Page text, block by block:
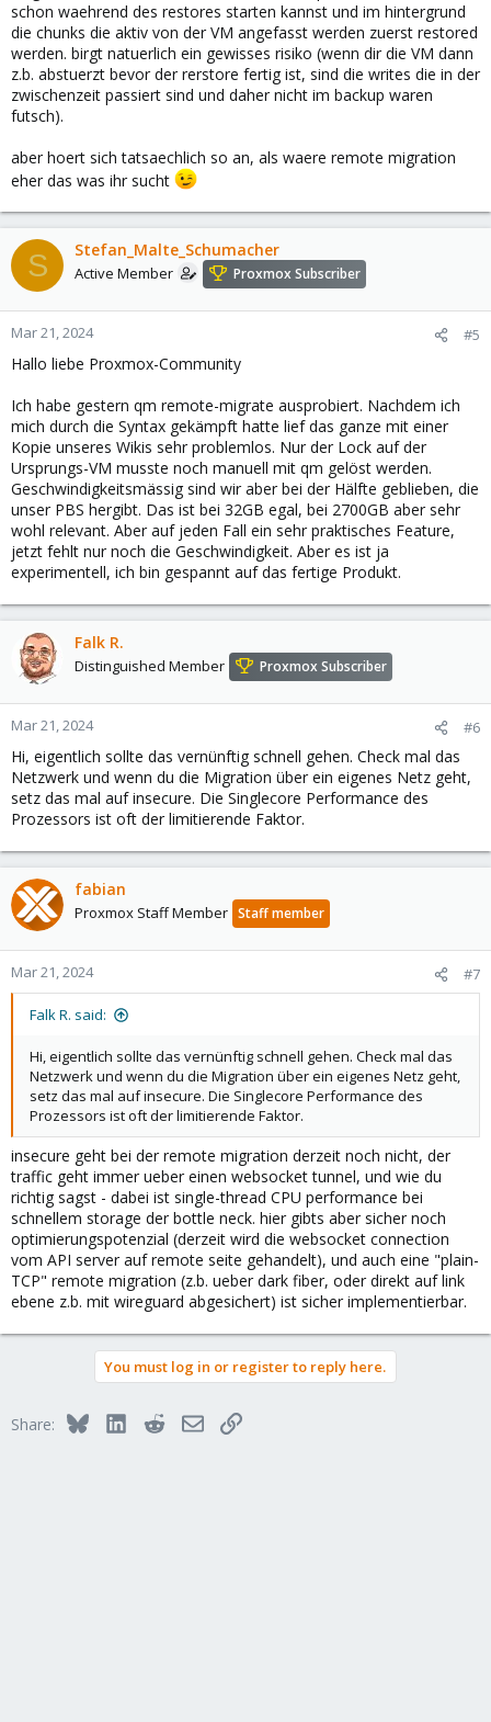
schon waehrend des restores starten kannst und im hintergrund
die chunks die aktiv von der VM angefasst werden zuerst restored
werden. birgt natuerlich ein gewisses risiko (wenn dir die VM dann
z.b. abstuerzt bevor der rerstore fertig ist, sind die writes die in der
zwischenzeit passiert sind und daher nicht im backup waren
futsch).
aber hoert sich tatsaechlich so an, als waere remote migration
eher das was ihr sucht
S Stefan_Malte_Schumacher
Active Member Proxmox Subscriber
Mar 21, 2024 #5
Hallo liebe Proxmox-Community
Ich habe gestern qm remote-migrate ausprobiert. Nachdem ich
mich durch die Syntax gekämpft hatte lief das ganze mit einer
Kopie unseres Wikis sehr problemlos. Nur der Lock auf der
Ursprungs-VM musste noch manuell mit qm gelöst werden.
Geschwindigkeitsmässig sind wir aber bei der Hälfte geblieben, die
unser PBS hergibt. Das ist bei 32GB egal, bei 2700GB aber sehr
wohl relevant. Aber auf jeden Fall ein sehr praktisches Feature,
jetzt fehlt nur noch die Geschwindigkeit. Aber es ist ja
experimentell, ich bin gespannt auf das fertige Produkt.
Falk R.
Distinguished Member Proxmox Subscriber
Mar 21, 2024 #6
Hi, eigentlich sollte das vernünftig schnell gehen. Check mal das
Netzwerk und wenn du die Migration über ein eigenes Netz geht,
setz das mal auf insecure. Die Singlecore Performance des
Prozessors ist oft der limitierende Faktor.
fabian
Proxmox Staff Member Staff member
Mar 21, 2024 #7
Falk R. said:
Hi, eigentlich sollte das vernünftig schnell gehen. Check mal das
Netzwerk und wenn du die Migration über ein eigenes Netz geht,
setz das mal auf insecure. Die Singlecore Performance des
Prozessors ist oft der limitierende Faktor.
insecure geht bei der remote migration derzeit noch nicht, der
traffic geht immer ueber einen websocket tunnel, und wie du
richtig sagst - dabei ist single-thread CPU performance bei
schnellem storage der bottle neck. hier gibts aber sicher noch
optimierungspotenzial (derzeit wird die websocket connection
vom API server auf remote seite gehandelt), und auch eine "plain-
TCP" remote migration (z.b. ueber dark fiber, oder direkt auf link
ebene z.b. mit wireguard abgesichert) ist sicher implementierbar.
You must log in or register to reply here.
Share: BlueskyLinkedInRedditEmailLink